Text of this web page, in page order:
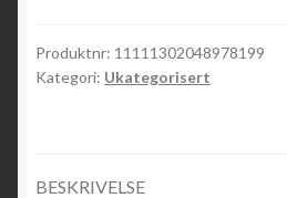
Produktnr: 11111302048978199
Kategori: Ukategorisert
BESKRIVELSE